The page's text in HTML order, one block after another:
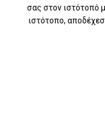
Για σχολεία
Για βιβλιοφιλικές ομάδες
σας στον ιστότοπό
ιστότοπο,